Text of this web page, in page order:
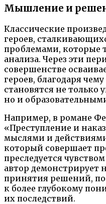
Мышление и
Классические
героев,
проблемами, которые
анализа. Через эти
совершенстве
героев, благодаря
становятся не только
но и
Например, в романе
«Преступление и
мыслями и
который совершает
преследуется
автор демонстрирует
принятия решений,
к более глубокому
их последствий.